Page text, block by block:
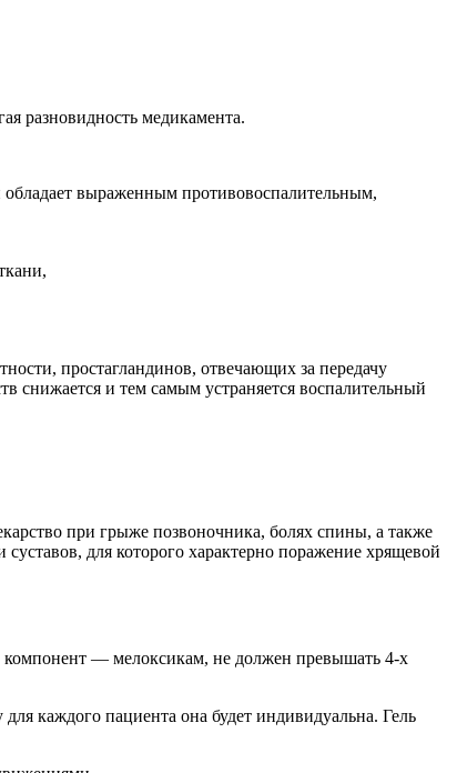
разновидность медикамента.
выраженным противовоспалительным,
простагландинов, отвечающих за передачу
снижается и тем самым устраняется воспалительный
при грыже позвоночника, болях спины, а также
для которого характерно поражение хрящевой
компонент — мелоксикам, не должен превышать 4-х
каждого пациента она будет индивидуальна. Гель